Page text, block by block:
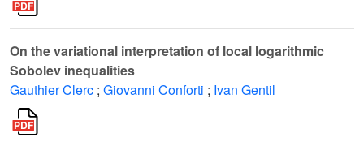
On the variational interpretation of local logarithmic
Sobolev inequalities
Gauthier Clerc ; Giovanni Conforti ; Ivan Gentil